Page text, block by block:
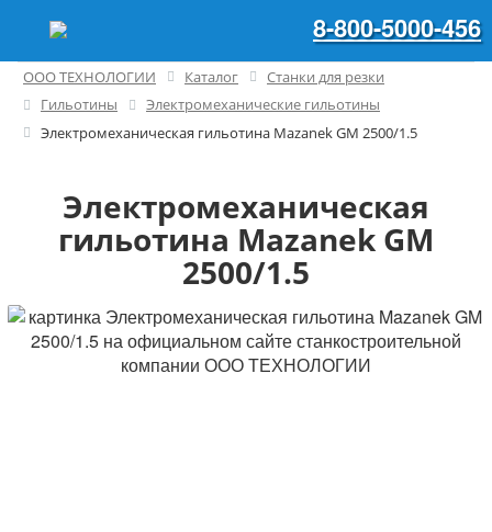
8-800-5000-456
ООО ТЕХНОЛОГИИ Каталог
Станки для резки
Гильотины
Электромеханические гильотины
Электромеханическая гильотина Mazanek GM 2500/1.5
Электромеханическая
гильотина Mazanek GM
2500/1.5